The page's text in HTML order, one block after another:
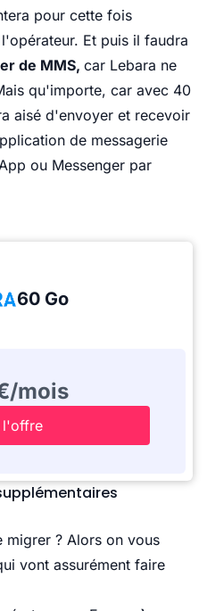
pour cette fois
Et puis il faudra
de MMS, car Lebara ne
qu'importe, car avec 40
aisé d'envoyer et recevoir
de messagerie
ou Messenger par
60 Go
mois
l'offre
migrer ? Alors on vous
vont assurément faire